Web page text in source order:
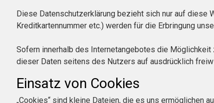
Diese Datenschutzerklärung bezieht sich nur auf diese
Kreditkartennummer etc.) werden für die Erbringung
Sofern innerhalb des Internetangebotes die
dieser Daten seitens des Nutzers auf ausdrücklich
Einsatz von Cookies
„Cookies“ sind kleine Dateien, die es uns ermöglichen